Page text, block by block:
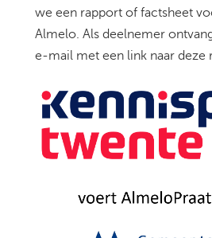
we een rapport of factsheet
Almelo. Als deelnemer
e-mail met een link naar deze